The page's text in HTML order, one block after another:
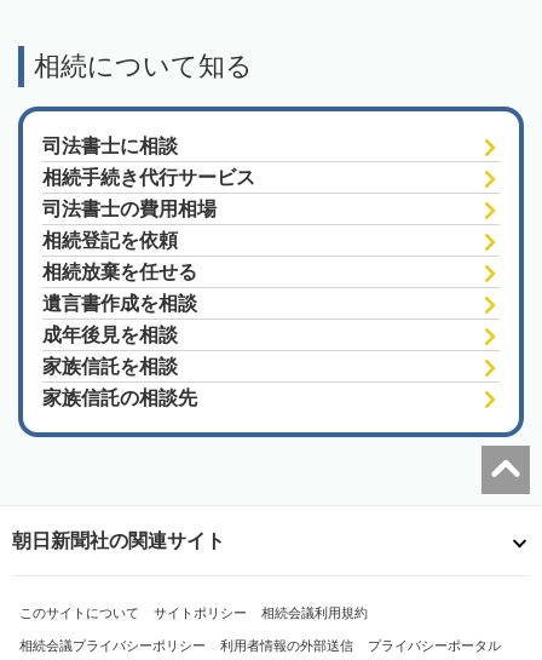
相続について知る
司法書士に相談
相続手続き代行サービス
司法書士の費用相場
相続登記を依頼
相続放棄を任せる
遺言書作成を相談
成年後見を相談
家族信託を相談
家族信託の相談先
朝日新聞社の関連サイト
このサイトについて サイトポリシー 相続会議利用規約
相続会議プライバシーポリシー 利用者情報の外部送信 プライバシーポータル